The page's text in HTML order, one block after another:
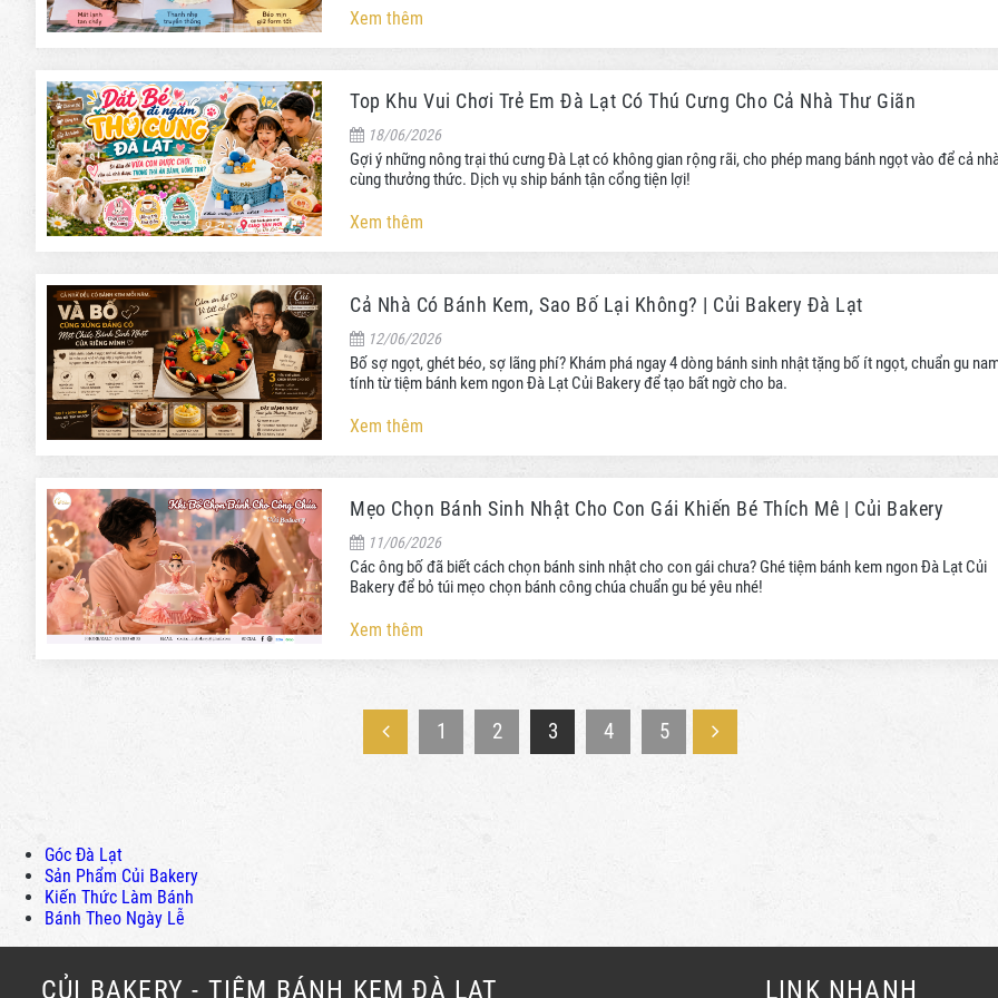
Xem thêm
Top Khu Vui Chơi Trẻ Em Đà Lạt Có Thú Cưng Cho Cả Nhà Thư Giãn
18/06/2026
Gợi ý những nông trại thú cưng Đà Lạt có không gian rộng rãi, cho phép mang bánh ngọt vào để cả
cùng thưởng thức. Dịch vụ ship bánh tận cổng tiện lợi!
Xem thêm
Cả Nhà Có Bánh Kem, Sao Bố Lại Không? | Củi Bakery Đà Lạt
12/06/2026
Bố sợ ngọt, ghét béo, sợ lãng phí? Khám phá ngay 4 dòng bánh sinh nhật tặng bố ít ngọt, chuẩn gu
tính từ tiệm bánh kem ngon Đà Lạt Củi Bakery để tạo bất ngờ cho ba.
Xem thêm
Mẹo Chọn Bánh Sinh Nhật Cho Con Gái Khiến Bé Thích Mê | Củi Bakery
11/06/2026
Các ông bố đã biết cách chọn bánh sinh nhật cho con gái chưa? Ghé tiệm bánh kem ngon Đà Lạt Củi
Bakery để bỏ túi mẹo chọn bánh công chúa chuẩn gu bé yêu nhé!
Xem thêm
1 2 3 4 5
Góc Đà Lạt
Sản Phẩm Củi Bakery
Kiến Thức Làm Bánh
Bánh Theo Ngày Lễ
CỦI BAKERY - TIỆM BÁNH KEM ĐÀ LẠT LINK NHANH